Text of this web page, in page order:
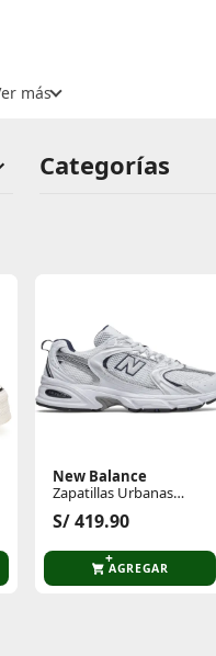
Categorías
New Balance
Zapatillas Urbanas
S/ 419.90
AGREGAR